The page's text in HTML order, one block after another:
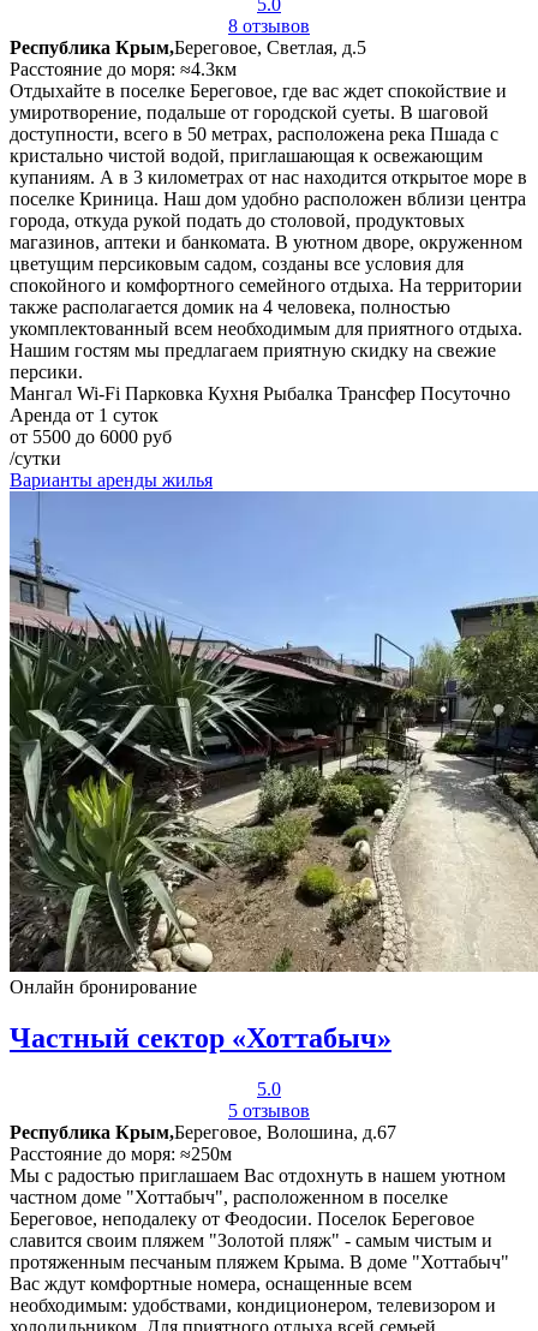
8 отзывов
Республика Крым,Береговое, Светлая, д.5
Расстояние до моря: ≈4.3км
Отдыхайте в поселке Береговое, где вас ждет спокойствие и
умиротворение, подальше от городской суеты. В шаговой
доступности, всего в 50 метрах, расположена река Пшада с
кристально чистой водой, приглашающая к освежающим
купаниям. А в 3 километрах от нас находится открытое море в
поселке Криница. Наш дом удобно расположен вблизи центра
города, откуда рукой подать до столовой, продуктовых
магазинов, аптеки и банкомата. В уютном дворе, окруженном
цветущим персиковым садом, созданы все условия для
спокойного и комфортного семейного отдыха. На территории
также располагается домик на 4 человека, полностью
укомплектованный всем необходимым для приятного отдыха.
Нашим гостям мы предлагаем приятную скидку на свежие
персики.
Мангал Wi-Fi Парковка Кухня Рыбалка Трансфер Посуточно
Аренда от 1 суток
от 5500 до 6000 руб
/сутки
Варианты аренды жилья
Онлайн бронирование
Частный сектор «Хоттабыч»
5.0
5 отзывов
Республика Крым,Береговое, Волошина, д.67
Расстояние до моря: ≈250м
Мы с радостью приглашаем Вас отдохнуть в нашем уютном
частном доме "Хоттабыч", расположенном в поселке
Береговое, неподалеку от Феодосии. Поселок Береговое
славится своим пляжем "Золотой пляж" - самым чистым и
протяженным песчаным пляжем Крыма. В доме "Хоттабыч"
Вас ждут комфортные номера, оснащенные всем
необходимым: удобствами, кондиционером, телевизором и
холодильником. Для приятного отдыха всей семьей